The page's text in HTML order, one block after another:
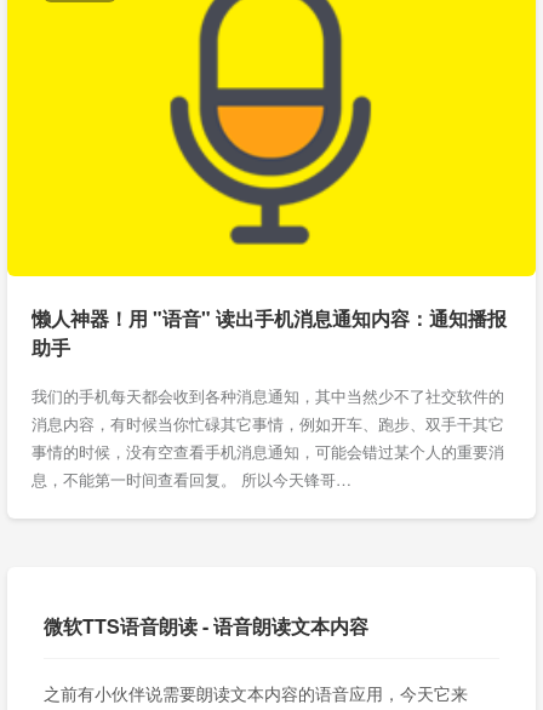
懒人神器！用 "语音" 读出手机消息通知内容：通知播报
助手
我们的手机每天都会收到各种消息通知，其中当然少不了社交软件的
消息内容，有时候当你忙碌其它事情，例如开车、跑步、双手干其它
事情的时候，没有空查看手机消息通知，可能会错过某个人的重要消
息，不能第一时间查看回复。 所以今天锋哥…
微软TTS语音朗读 - 语音朗读文本内容
之前有小伙伴说需要朗读文本内容的语音应用，今天它来